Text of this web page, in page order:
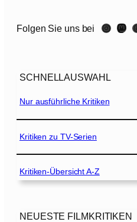
e
n
2
0
2
Folgen Sie uns bei Instagram Mastodon Threads
SCHNELLAUSWAHL
Nur ausführliche Kritiken
Kritiken zu TV-Serien
Kritiken-Übersicht A-Z
NEUESTE FILMKRITIKEN